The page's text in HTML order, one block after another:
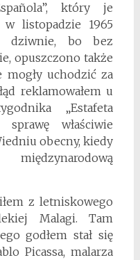
który je
listopadzie 1965
dziwnie, bo bez
opuszczono także
mogły uchodzić za
reklamowałem u
„Estafeta
właściwie
obecny, kiedy
z letniskowego
Malagi. Tam
godłem stał się
Picassa, malarza